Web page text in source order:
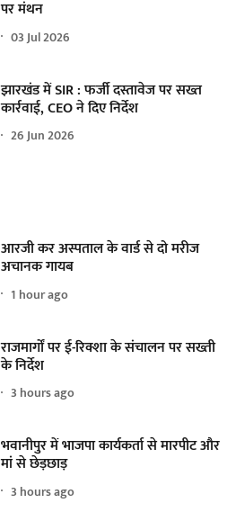
पर मंथन
03 Jul 2026
झारखंड में SIR : फर्जी दस्तावेज पर सख्त
कार्रवाई, CEO ने दिए निर्देश
26 Jun 2026
आरजी कर अस्पताल के वार्ड से दो मरीज
अचानक गायब
1 hour ago
राजमार्गों पर ई-रिक्शा के संचालन पर सख्ती
के निर्देश
3 hours ago
भवानीपुर में भाजपा कार्यकर्ता से मारपीट और
मां से छेड़छाड़
3 hours ago